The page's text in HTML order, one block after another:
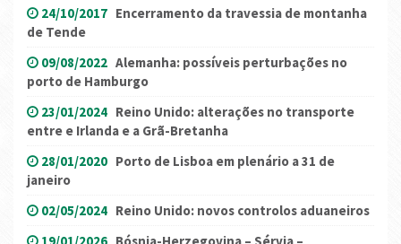
24/10/2017 Encerramento da travessia de montanha
de Tende
09/08/2022 Alemanha: possíveis perturbações no
porto de Hamburgo
23/01/2024 Reino Unido: alterações no transporte
entre e Irlanda e a Grã-Bretanha
28/01/2020 Porto de Lisboa em plenário a 31 de
janeiro
02/05/2024 Reino Unido: novos controlos aduaneiros